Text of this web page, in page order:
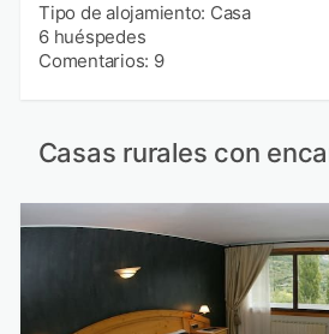
Tipo de alojamiento: Casa
6 huéspedes
Comentarios: 9
Casas rurales con